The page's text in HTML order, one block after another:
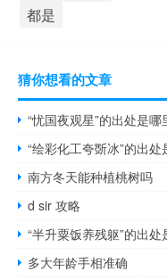
都是
猜你想看的文章
“忧国夜观星”的出处是哪
“绘彩化工夸斲冰”的出处
南方冬天能种植桃树吗
d sir 攻略
“半升粟饭养残躯”的出处
多大年龄手相准确